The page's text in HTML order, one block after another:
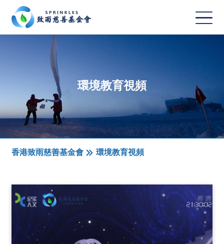
環境教育視頻
香港致雨慈善基金會 環境教育視頻